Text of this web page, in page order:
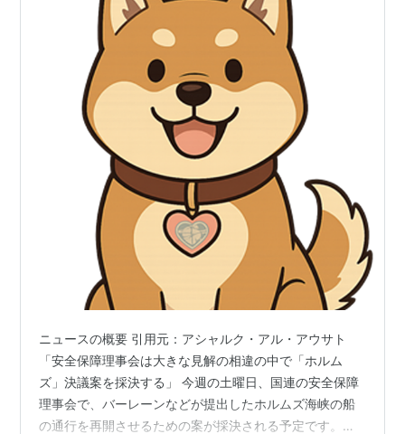
ニュースの概要 引用元：アシャルク・アル・アウサト
「安全保障理事会は大きな見解の相違の中で「ホルム
ズ」決議案を採決する」 今週の土曜日、国連の安全保障
理事会で、バーレーンなどが提出したホルムズ海峡の船
の通行を再開させるための案が採決される予定です。こ